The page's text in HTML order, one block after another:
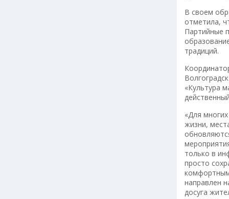
В своем
отметила,
Партийные
традиций.
«Культура
«Для
жизни,
только в
просто
направлен
досуга